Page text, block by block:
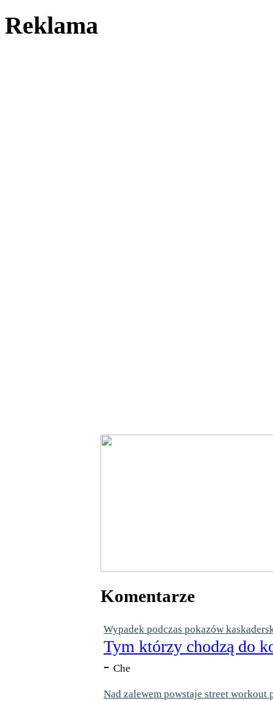
Reklama
Komentarze
Wypadek podczas pokazów
Tym którzy chodzą do
- Che
Nad zalewem powstaje street workout